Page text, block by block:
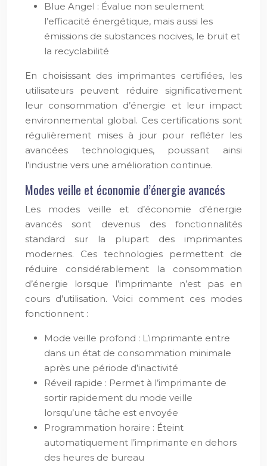
Blue Angel : Évalue non seulement
l’efficacité énergétique, mais aussi les
émissions de substances nocives, le bruit et
la recyclabilité
En choisissant des imprimantes certifiées, les
utilisateurs peuvent réduire significativement
leur consommation d’énergie et leur impact
environnemental global. Ces certifications sont
régulièrement mises à jour pour refléter les
avancées technologiques, poussant ainsi
l’industrie vers une amélioration continue.
Modes veille et économie d’énergie avancés
Les modes veille et d’économie d’énergie
avancés sont devenus des fonctionnalités
standard sur la plupart des imprimantes
modernes. Ces technologies permettent de
réduire considérablement la consommation
d’énergie lorsque l’imprimante n’est pas en
cours d’utilisation. Voici comment ces modes
fonctionnent :
Mode veille profond : L’imprimante entre
dans un état de consommation minimale
après une période d’inactivité
Réveil rapide : Permet à l’imprimante de
sortir rapidement du mode veille
lorsqu’une tâche est envoyée
Programmation horaire : Éteint
automatiquement l’imprimante en dehors
des heures de bureau